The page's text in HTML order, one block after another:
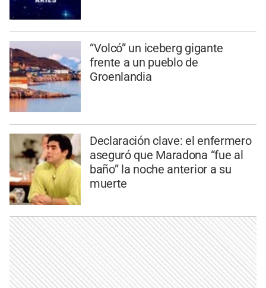
“Volcó” un iceberg gigante
frente a un pueblo de
Groenlandia
Declaración clave: el enfermero
aseguró que Maradona “fue al
baño” la noche anterior a su
muerte